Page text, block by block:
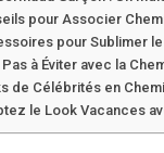
pour Associer
pour Sublimer
Pas à Éviter avec la
de Célébrités en
le Look Vacances